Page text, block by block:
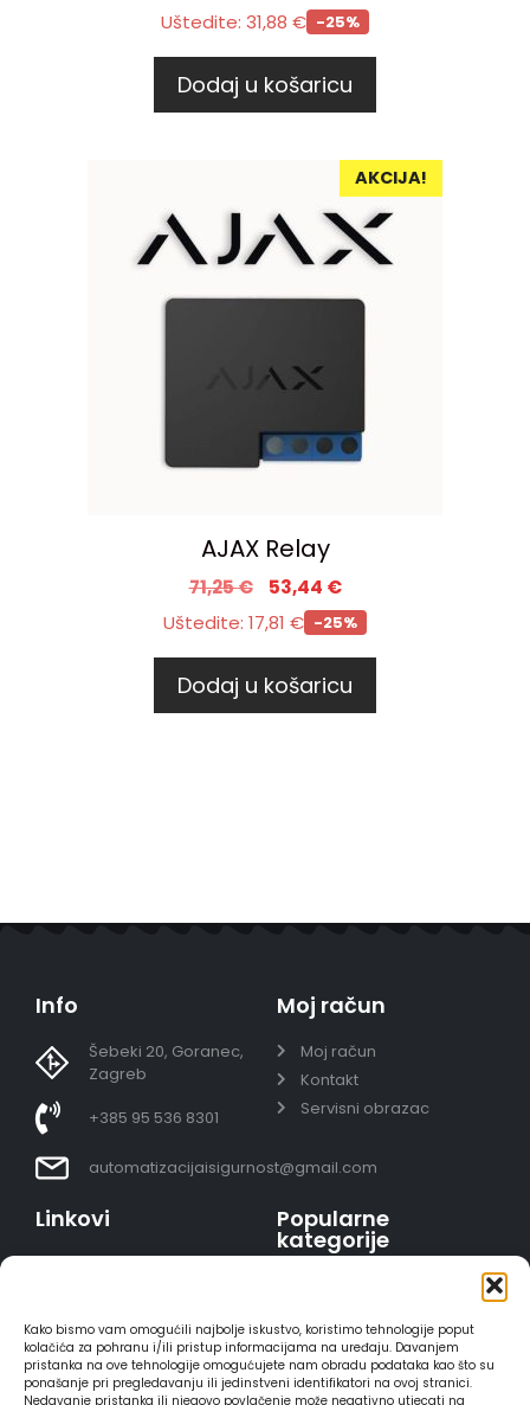
Kako bismo vam omogućili najbolje iskustvo, koristimo tehnologije poput
kolačića za pohranu i/ili pristup informacijama na uređaju. Davanjem
pristanka na ove tehnologije omogućujete nam obradu podataka kao što su
ponašanje pri pregledavanju ili jedinstveni identifikatori na ovoj stranici.
Nedavanje pristanka ili njegovo povlačenje može negativno utjecati na
Uštedite: 31,88 € -25%
Dodaj u košaricu
AKCIJA!
AJAX Relay
71,25€ 53,44 €
Uštedite: 17,81 € -25%
Dodaj u košaricu
Info
Šebeki 20, Goranec,
Zagreb
+385 95 536 8301
automatizacijaisigurnost@gmail.com
Moj račun
Moj račun
Kontakt
Servisni obrazac
Linkovi
Sigurno plaćanje
karticama
Dostava
Popularne
kategorije
Video nadzor - kompleti
AJAX alarmi
HIKVISION portafoni
REOLINK kamere